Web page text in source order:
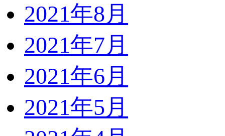
2021年8月
2021年7月
2021年6月
2021年5月